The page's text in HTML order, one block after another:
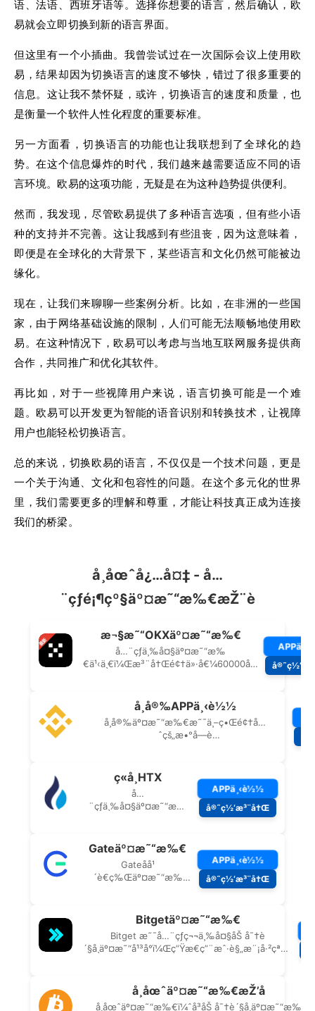
语、法语、西班牙语等。选择你想要的语言，然后确认，欧
易就会立即切换到新的语言界面。
但这里有一个小插曲。我曾尝试过在一次国际会议上使用欧
易，结果却因为切换语言的速度不够快，错过了很多重要的
信息。这让我不禁怀疑，或许，切换语言的速度和质量，也
是衡量一个软件人性化程度的重要标准。
另一方面看，切换语言的功能也让我联想到了全球化的趋
势。在这个信息爆炸的时代，我们越来越需要适应不同的语
言环境。欧易的这项功能，无疑是在为这种趋势提供便利。
然而，我发现，尽管欧易提供了多种语言选项，但有些小语
种的支持并不完善。这让我感到有些沮丧，因为这意味着，
即便是在全球化的大背景下，某些语言和文化仍然可能被边
缘化。
现在，让我们来聊聊一些案例分析。比如，在非洲的一些国
家，由于网络基础设施的限制，人们可能无法顺畅地使用欧
易。在这种情况下，欧易可以考虑与当地互联网服务提供商
合作，共同推广和优化其软件。
再比如，对于一些视障用户来说，语言切换可能是一个难
题。欧易可以开发更为智能的语音识别和转换技术，让视障
用户也能轻松切换语言。
总的来说，切换欧易的语言，不仅仅是一个技术问题，更是
一个关于沟通、文化和包容性的问题。在这个多元化的世界
里，我们需要更多的理解和尊重，才能让科技真正成为连接
我们的桥梁。